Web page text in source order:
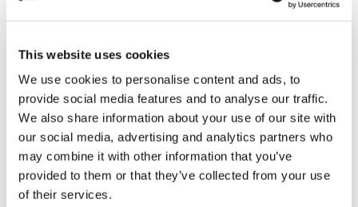
This website uses cookies
We use cookies to personalise content and ads, to
provide social media features and to analyse our traffic.
We also share information about your use of our site with
our social media, advertising and analytics partners who
may combine it with other information that you’ve
provided to them or that they’ve collected from your use
of their services.
REDUCCIÓN DE LA PÉRDIDA DE
CALOR EN CONDUCTOS
VERTICALES